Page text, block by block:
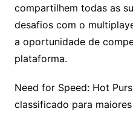
compartilhem todas as
desafios com o
a oportunidade de
plataforma.
Need for Speed: Hot
classificado para